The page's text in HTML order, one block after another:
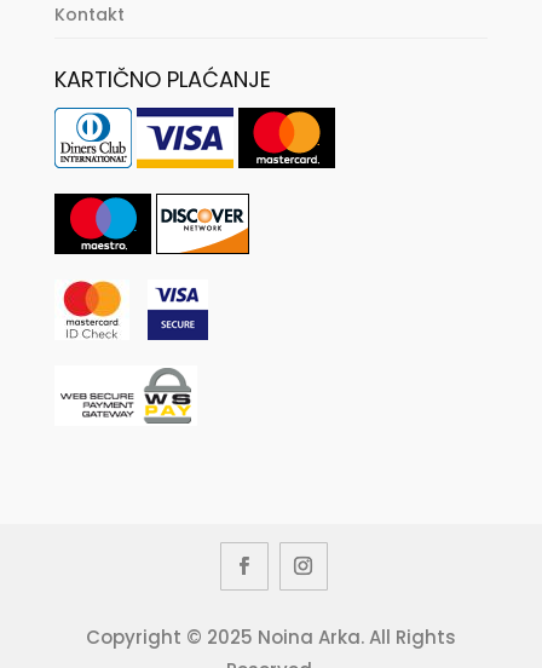
Kontakt
KARTIČNO PLAĆANJE
Copyright © 2025 Noina Arka. All Rights